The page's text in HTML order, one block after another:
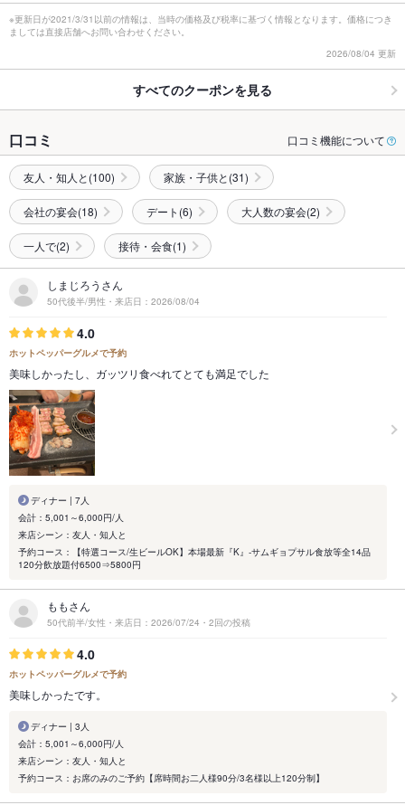
※更新日が2021/3/31以前の情報は、当時の価格及び税率に基づく情報となります。価格につき
ましては直接店舗へお問い合わせください。
2026/08/04 更新
すべてのクーポンを見る
口コミ 口コミ機能について
友人・知人と(100) 家族・子供と(31)
会社の宴会(18) デート(6) 大人数の宴会(2)
一人で(2) 接待・会食(1)
しまじろうさん
50代後半/男性・来店日：2026/08/04
4.0
ホットペッパーグルメで予約
美味しかったし、ガッツリ食べれてとても満足でした
ディナー | 7人
会計：5,001～6,000円/人
来店シーン：友人・知人と
予約コース：【特選コース/生ビールOK】本場最新『K』-サムギョプサル食放等全14品
120分飲放題付6500⇒5800円
ももさん
50代前半/女性・来店日：2026/07/24・2回の投稿
4.0
ホットペッパーグルメで予約
美味しかったです。
ディナー | 3人
会計：5,001～6,000円/人
来店シーン：友人・知人と
予約コース：お席のみのご予約【席時間お二人様90分/3名様以上120分制】